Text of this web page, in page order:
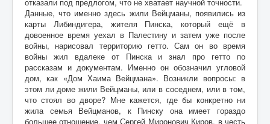
Данные, что именно здесь жили Вейцманы, появились из
карты Либиндигера, жителя Пинска, который ещё в
довоенное время уехал в Палестину и затем уже после
войны, нарисовал территорию гетто. Сам он во время
войны жил вдалеке от Пинска и знал про гетто по
рассказам и документам. Именно он обозначил угловой
дом, как «Дом Хаима Вейцмана». Возникли вопросы: в
этом ли доме жили Вейцманы, или в соседнем, или в том,
что стоял во дворе? Мне кажется, где бы конкретно ни
жила семья Вейцманов, к Пинску она имеет гораздо
большее отношение, чем Сергей Миронович Киров, в честь